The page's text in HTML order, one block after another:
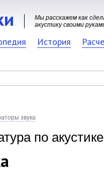
Мы расскажем как
акустику своими
История
звука
по акустике